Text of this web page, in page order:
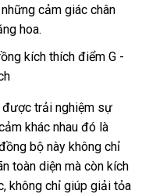
tự
động
những cảm giác chân
hoa.
Pháp
được trải nghiệm sự
khác nhau đó là
bộ này không chỉ
toàn diện sử
dụng
mà còn kích
tham
, không chỉ giúp giải tỏa